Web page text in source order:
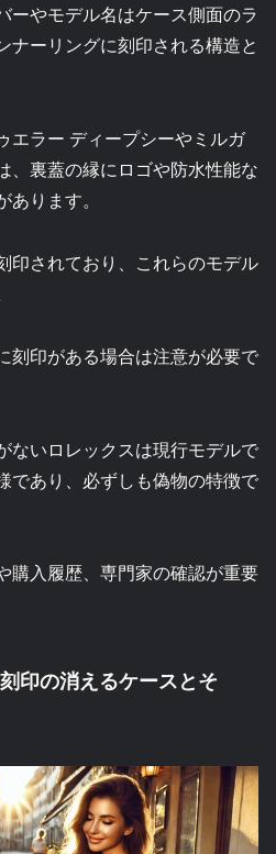
ーやモデル名はケース側面のラ
ナーリングに刻印される構造と
エラー ディープシーやミルガ
、裏蓋の縁にロゴや防水性能な
ります。
印されており、これらのモデル
刻印がある場合は注意が必要で
ないロレックスは現行モデルで
であり、必ずしも偽物の特徴で
購入履歴、専門家の確認が重要
印の消えるケースとそ